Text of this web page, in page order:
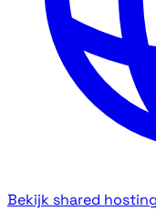
Bekijk shared hosting